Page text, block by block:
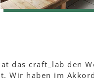
das craft_lab den
Wir haben im